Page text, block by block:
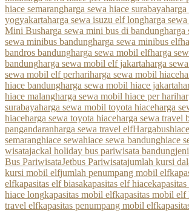
hiace semarangharga sewa hiace surabayaharga
yogyakartaharga sewa isuzu elf longharga
Mini Busharga sewa mini bus di bandungharga
sewa minibus bandungharga sewa minibus elf
bandros bandungharga sewa mobil elfharga
bandungharga sewa mobil elf jakartaharga
sewa mobil elf perhariharga sewa mobil hiace
hiace bandungharga sewa mobil hiace jakarta
hiace malangharga sewa mobil hiace per hari
surabayaharga sewa mobil toyota hiaceharga
hiaceharga sewa toyota hiaceharga sewa travel
pangandaranharga sewa travel elfHargabus
semaranghiace sewahiace sewa bandunghiace
wisatajackal holiday bus pariwisata bandung
Bus PariwisataJetbus Pariwisatajumlah kursi
kursi mobil elfjumlah penumpang mobil elf
elfkapasitas elf biasakapasitas elf hiace
hiace longkapasitas mobil elfkapasitas mobil elf
travel elfkapasitas penumpang mobil elf